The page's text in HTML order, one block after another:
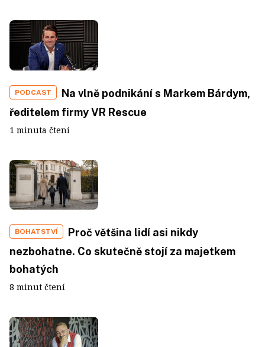
PODCAST
Na vlně podnikání s Markem Bárdym,
ředitelem firmy VR Rescue
1 minuta čtení
BOHATSTVÍ
Proč většina lidí asi nikdy
nezbohatne. Co skutečně stojí za majetkem
bohatých
8 minut čtení